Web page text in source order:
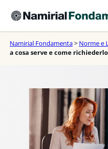
contenuto
Namirial Fondamenta> Norme e
a cosa serve e come richiederlo